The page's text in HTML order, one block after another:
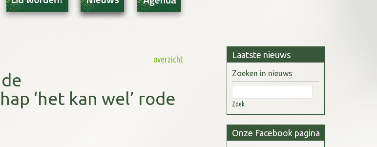
overzicht
‘het kan wel’ rode
Laatste nieuws
Zoeken in nieuws
Zoek
Onze Facebook pagina